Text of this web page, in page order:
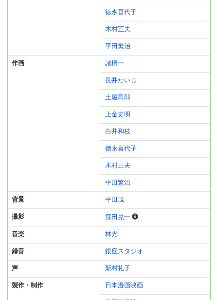
徳永喜代子
木村正夫
平田繁治
作画 諸橋一
長井たいじ
土屋司郎
上金史明
白井和枝
徳永喜代子
木村正夫
平田繁治
背景 平田茂
撮影 窪田晃一
音楽 林光
録音 銀座スタジオ
声 新村礼子
製作・制作 日本漫画映画